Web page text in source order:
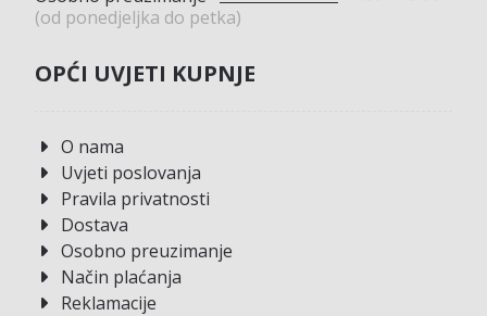
(od ponedjeljka do petka)
OPĆI UVJETI KUPNJE
O nama
Uvjeti poslovanja
Pravila privatnosti
Dostava
Osobno preuzimanje
Način plaćanja
Reklamacije